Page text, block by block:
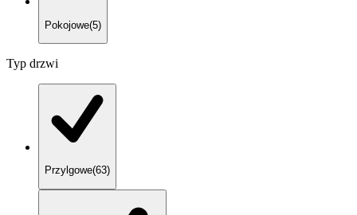
Pokojowe(5)
Typ drzwi
Przylgowe(63)